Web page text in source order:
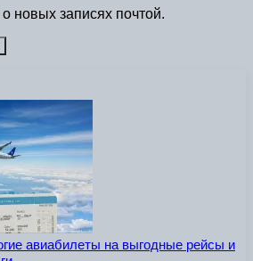
новых записях почтой.
авиабилеты на выгодные рейсы и